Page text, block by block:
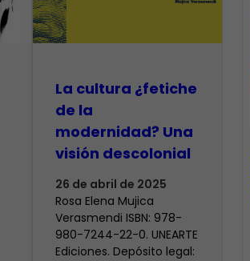
La cultura ¿fetiche
de la
modernidad? Una
visión descolonial
26 de abril de 2025
Rosa Elena Mujica
Verasmendi ISBN: 978-
980-7244-22-0. UNEARTE
Ediciones. Depósito legal: